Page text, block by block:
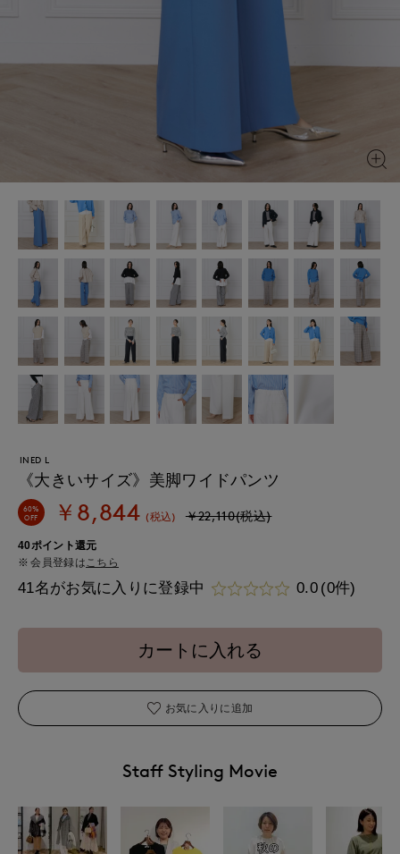
INED L
《大きいサイズ》美脚ワイドパンツ
60%
OFF
￥8,844 (税込) ￥22,110(税込)
40ポイント還元
会員登録は こちら
41名がお気に入りに登録中 0.0 (0件)
カートに入れる
お気に入りに追加
Staff Styling Movie